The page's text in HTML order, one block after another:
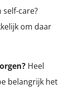
self-care?
om daar
Heel
belangrijk het